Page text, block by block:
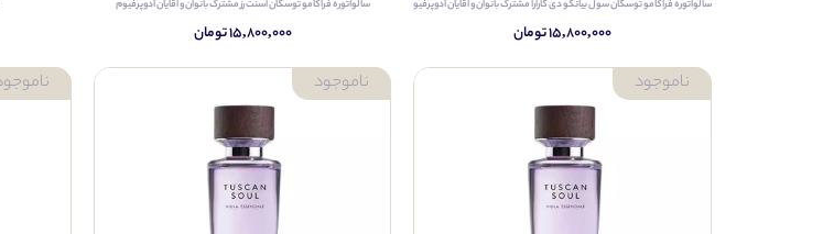
سالواتوره فراگامو توسکان سول بیانکو دی کارارا مشترک بانوان و اقایان ادوپرفیوم
۱۵,۸۰۰,۰۰۰ تومان
سالواتوره فراگامو توسکان اسنت رز مشترک بانوان و اقایان ادوپرفیوم
۱۵,۸۰۰,۰۰۰ تومان